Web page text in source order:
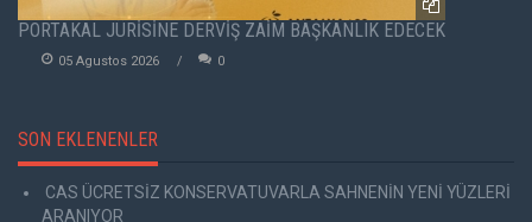
PORTAKAL JÜRİSİNE DERVİŞ ZAİM BAŞKANLIK EDECEK
05 Agustos 2026 0
SON EKLENENLER
CAS ÜCRETSİZ KONSERVATUVARLA SAHNENİN YENİ YÜZLERİ
ARANIYOR